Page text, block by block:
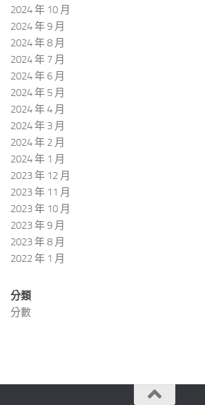
2024 年 10 月
2024 年 9 月
2024 年 8 月
2024 年 7 月
2024 年 6 月
2024 年 5 月
2024 年 4 月
2024 年 3 月
2024 年 2 月
2024 年 1 月
2023 年 12 月
2023 年 11 月
2023 年 10 月
2023 年 9 月
2023 年 8 月
2022 年 1 月
分類
分數